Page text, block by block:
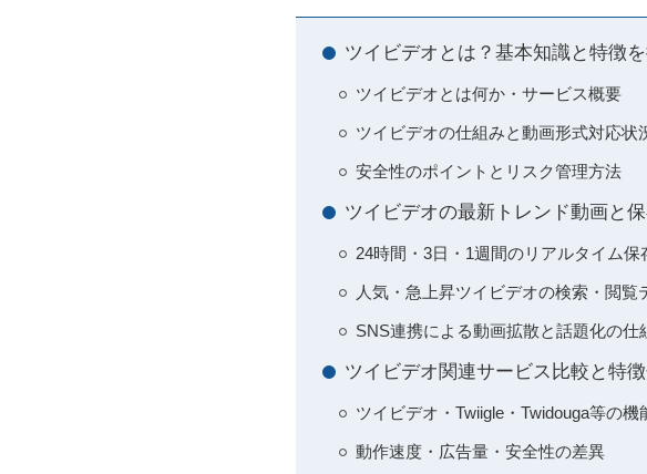
ツイビデオとは？基本知識と特徴
ツイビデオとは何か・サービス概要
ツイビデオの仕組みと動画形式対応状
安全性のポイントとリスク管理方法
ツイビデオの最新トレンド動画と
24時間・3日・1週間のリアルタイム保
人気・急上昇ツイビデオの検索・閲覧
SNS連携による動画拡散と話題化の仕
ツイビデオ関連サービス比較と特
ツイビデオ・Twiigle・Twidouga等の機
動作速度・広告量・安全性の差異